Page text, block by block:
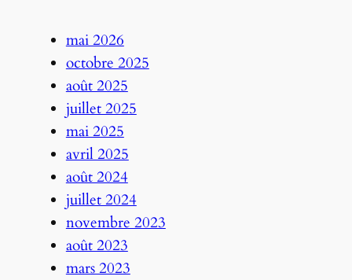
mai 2026
octobre 2025
août 2025
juillet 2025
mai 2025
avril 2025
août 2024
juillet 2024
novembre 2023
août 2023
mars 2023